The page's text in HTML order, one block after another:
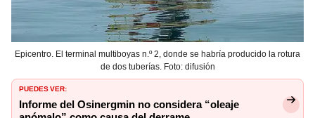
Epicentro. El terminal multiboyas n.º 2, donde se habría producido la rotura
de dos tuberías. Foto: difusión
PUEDES VER:
Informe del Osinergmin no considera “oleaje